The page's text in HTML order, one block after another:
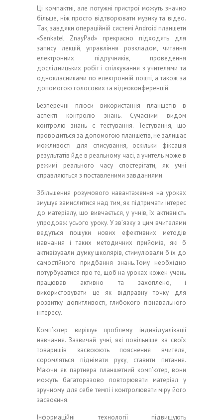
Ці компактні, але потужні пристрої можуть значно
більше, ніж просто відтворювати музику та відео.
Так, завдяки операційній системі Android планшети
«Senkatel ZnayPad» прекрасно підходять для
запису лекцій, управління розкладом, читання
електронних підручників, проведення
дослідницьких робіт і спілкування з учителями та
однокласниками по електронній пошті, а також за
допомогою голосових та відеоконференцій.
Безперечні плюси використання планшетів в
аспекті контролю знань. Сучасним видом
контролю знань є тестування. Тестування, що
проводиться за допомогою планшетів, не залишає
можливості для списування, оскільки фіксація
результатів йде в реальному часі, а учитель може в
режимі реального часу спостерігати, як учні
справляються з поставленими завданнями.
Збільшення розумового навантаження на уроках
змушує замислитися над тим, як підтримати інтерес
до матеріалу, що вивчається, у учнів, їх активність
упродовж усього уроку. У зв’язку з цим вчителями
ведуться пошуки нових ефективних методів
навчання і таких методичних прийомів, які б
активізували думку школярів, стимулювали б їх до
самостійного придбання знань.Тому необхідно
потурбуватися про те, щоб на уроках кожен учень
працював активно та захоплено, і
використовувати це як відправну точку для
розвитку допитливості, глибокого пізнавального
інтересу.
Комп’ютер вирішує проблему індивідуалізації
навчання. Зазвичай учні, які повільніше за своїх
товаришів засвоюють пояснення вчителя,
соромляться піднімати руку, ставити питання.
Маючи як партнера планшетний комп’ютер, вони
можуть багаторазово повторювати матеріал у
зручному для себе темпі і контролювати міру його
засвоєння.
Інформаційні технології підвищують